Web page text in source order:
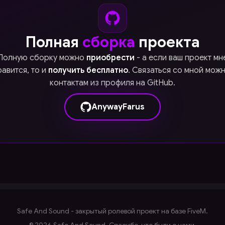
Полная сборка проекта
сборку можно приобрести - а если ваш проект
то и получить бесплатно. Связаться со мной
контактам из профиля на GitHub.
AnywayFarus
Safe And Sound - закрытый ролевой проект на базе FiveM.